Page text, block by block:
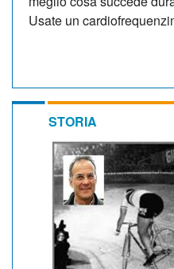
Usate un
STORIA